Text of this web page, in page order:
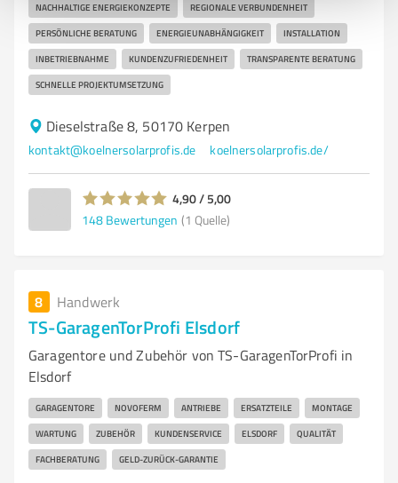
NACHHALTIGE ENERGIEKONZEPTE REGIONALE VERBUNDENHEIT
PERSÖNLICHE BERATUNG ENERGIEUNABHÄNGIGKEIT INSTALLATION
INBETRIEBNAHME KUNDENZUFRIEDENHEIT TRANSPARENTE BERATUNG
SCHNELLE PROJEKTUMSETZUNG
Dieselstraße 8, 50170 Kerpen
kontakt@koelnersolarprofis.de koelnersolarprofis.de/
4,90 / 5,00
148 Bewertungen (1 Quelle)
8 Handwerk
TS-GaragenTorProfi Elsdorf
Garagentore und Zubehör von TS-GaragenTorProfi in
Elsdorf
GARAGENTORE NOVOFERM ANTRIEBE ERSATZTEILE MONTAGE
WARTUNG ZUBEHÖR KUNDENSERVICE ELSDORF QUALITÄT
FACHBERATUNG GELD-ZURÜCK-GARANTIE